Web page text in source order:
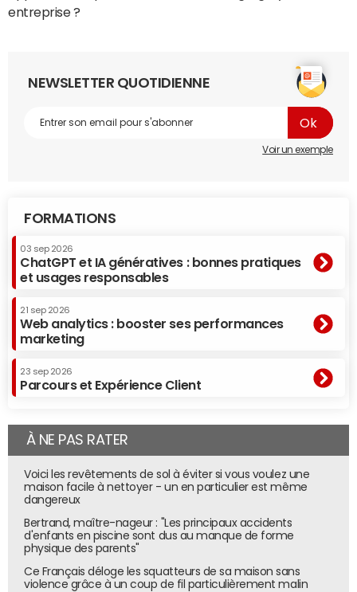
entreprise ?
NEWSLETTER QUOTIDIENNE
Voir un exemple
FORMATIONS
03 sep 2026
ChatGPT et IA génératives : bonnes pratiques
et usages responsables
21 sep 2026
Web analytics : booster ses performances
marketing
23 sep 2026
Parcours et Expérience Client
À NE PAS RATER
Voici les revêtements de sol à éviter si vous voulez une
maison facile à nettoyer - un en particulier est même
dangereux
Bertrand, maître-nageur : "Les principaux accidents
d'enfants en piscine sont dus au manque de forme
physique des parents"
Ce Français déloge les squatteurs de sa maison sans
violence grâce à un coup de fil particulièrement malin